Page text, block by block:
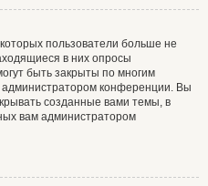
пользователи больше не
в них опросы
быть закрыты по многим
конференции. Вы
созданные вами темы, в
вам администратором